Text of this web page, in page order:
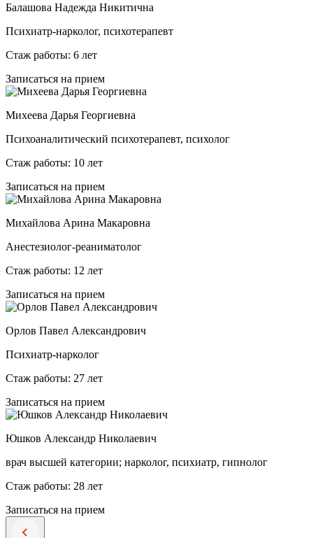
Балашова Надежда Никитична
Психиатр-нарколог, психотерапевт
Стаж работы: 6 лет
Записаться на прием
Михеева Дарья Георгиевна
Психоаналитический психотерапевт, психолог
Стаж работы: 10 лет
Записаться на прием
Михайлова Арина Макаровна
Анестезиолог-реаниматолог
Стаж работы: 12 лет
Записаться на прием
Орлов Павел Александрович
Психиатр-нарколог
Стаж работы: 27 лет
Записаться на прием
Юшков Александр Николаевич
врач высшей категории; нарколог, психиатр, гипнолог
Стаж работы: 28 лет
Записаться на прием